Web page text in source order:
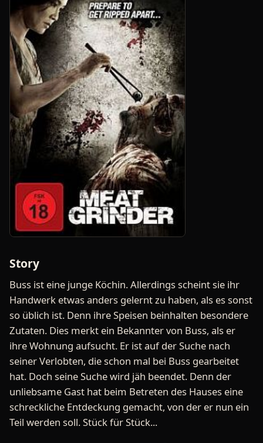
Story
Buss ist eine junge Köchin. Allerdings scheint sie ihr
Handwerk etwas anders gelernt zu haben, als es sonst
so üblich ist. Denn ihre Speisen beinhalten besondere
Zutaten. Dies merkt ein Bekannter von Buss, als er
ihre Wohnung aufsucht. Er ist auf der Suche nach
seiner Verlobten, die schon mal bei Buss gearbeitet
hat. Doch seine Suche wird jäh beendet. Denn der
unliebsame Gast hat beim Betreten des Hauses eine
schreckliche Entdeckung gemacht, von der er nun ein
Teil werden soll. Stück für Stück...